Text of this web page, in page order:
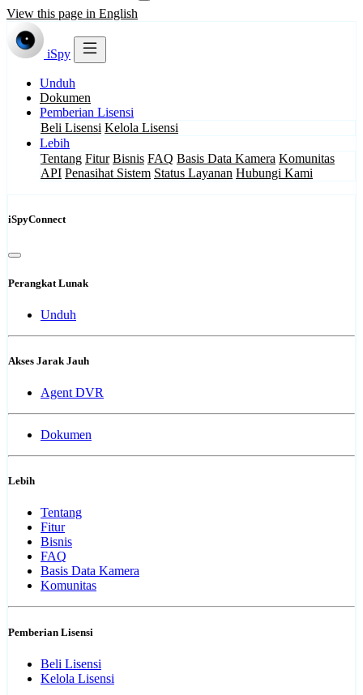
View this page in English
iSpy
Unduh
Dokumen
Pemberian Lisensi
Beli Lisensi Kelola Lisensi
Lebih
Tentang Fitur Bisnis FAQ Basis Data Kamera Komunitas
API Penasihat Sistem Status Layanan Hubungi Kami
iSpyConnect
Perangkat Lunak
Unduh
Akses Jarak Jauh
Agent DVR
Dokumen
Lebih
Tentang
Fitur
Bisnis
FAQ
Basis Data Kamera
Komunitas
Pemberian Lisensi
Beli Lisensi
Kelola Lisensi